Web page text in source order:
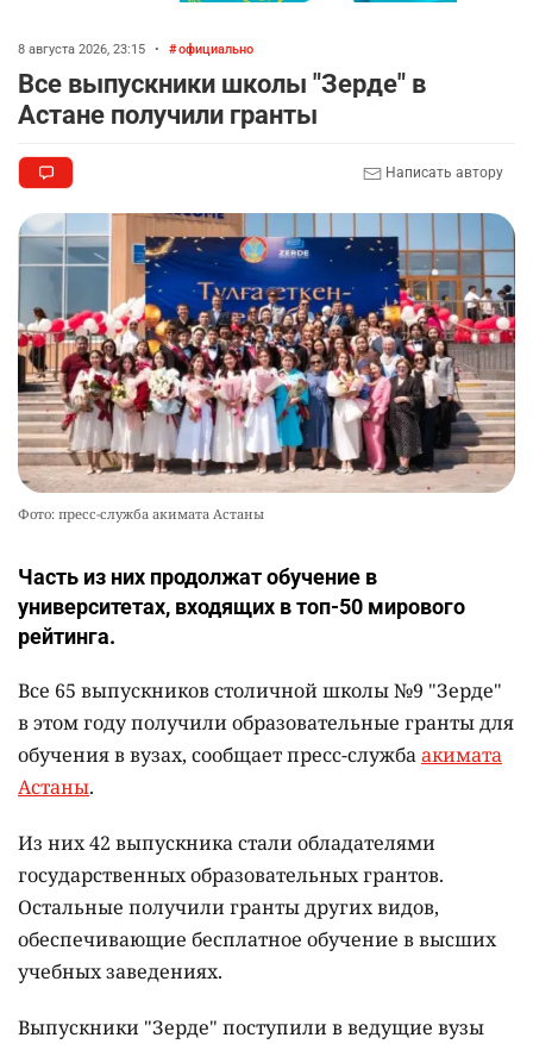
8 августа 2026, 23:15 • официально
Все выпускники школы "Зерде" в
Астане получили гранты
Написать автору
Фото: пресс-служба акимата Астаны
Часть из них продолжат обучение в
университетах, входящих в топ-50 мирового
рейтинга.
Все 65 выпускников столичной школы №9 "Зерде"
в этом году получили образовательные гранты для
обучения в вузах, сообщает пресс-службаакимата
Астаны.
Из них 42 выпускника стали обладателями
государственных образовательных грантов.
Остальные получили гранты других видов,
обеспечивающие бесплатное обучение в высших
учебных заведениях.
Выпускники "Зерде" поступили в ведущие вузы